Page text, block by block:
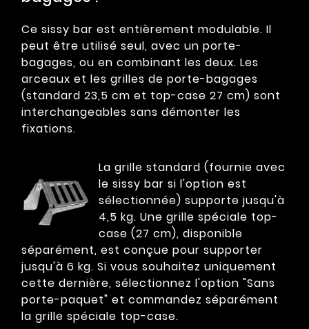
Ce sissy bar est entièrement modulable. Il
peut être utilisé seul, avec un porte-
bagages, ou en combinant les deux. Les
arceaux et les grilles de porte-bagages
(standard 23,5 cm et top-case 27 cm) sont
interchangeables sans démonter les
fixations.
La grille standard (fournie avec
le sissy bar si l'option est
sélectionnée) supporte jusqu'à
4,5 kg. Une grille spéciale top-
case (27 cm), disponible
séparément, est conçue pour supporter
jusqu'à 6 kg. Si vous souhaitez uniquement
cette dernière, sélectionnez l'option "Sans
porte-paquet" et commandez séparément
la grille spéciale top-case.